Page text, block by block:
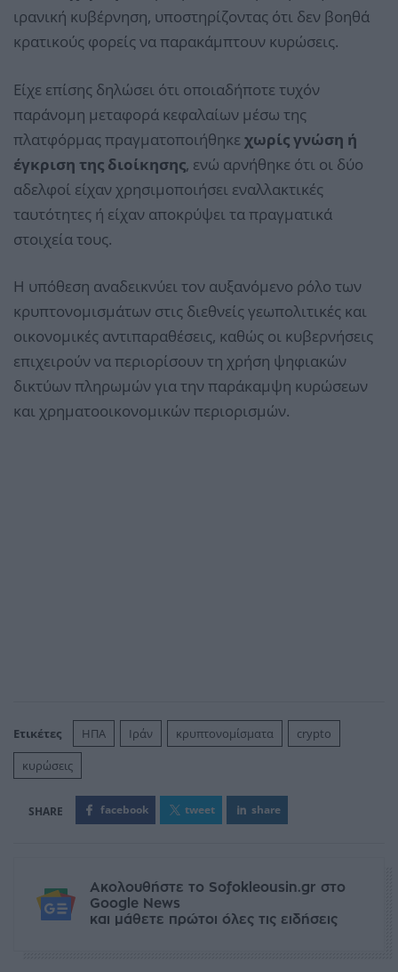
ιρανική κυβέρνηση, υποστηρίζοντας ότι δεν βοηθά
κρατικούς φορείς να παρακάμπτουν κυρώσεις.
Είχε επίσης δηλώσει ότι οποιαδήποτε τυχόν
παράνομη μεταφορά κεφαλαίων μέσω της
πλατφόρμας πραγματοποιήθηκε χωρίς γνώση ή
έγκριση της διοίκησης, ενώ αρνήθηκε ότι οι δύο
αδελφοί είχαν χρησιμοποιήσει εναλλακτικές
ταυτότητες ή είχαν αποκρύψει τα πραγματικά
στοιχεία τους.
Η υπόθεση αναδεικνύει τον αυξανόμενο ρόλο των
κρυπτονομισμάτων στις διεθνείς γεωπολιτικές και
οικονομικές αντιπαραθέσεις, καθώς οι κυβερνήσεις
επιχειρούν να περιορίσουν τη χρήση ψηφιακών
δικτύων πληρωμών για την παράκαμψη κυρώσεων
και χρηματοοικονομικών περιορισμών.
Ετικέτες ΗΠΑ Ιράν κρυπτονομίσματα
crypto
κυρώσεις
facebook tweet share
Ακολουθήστε το Sofokleousin.gr στο
Google News
και μάθετε πρώτοι όλες τις ειδήσεις